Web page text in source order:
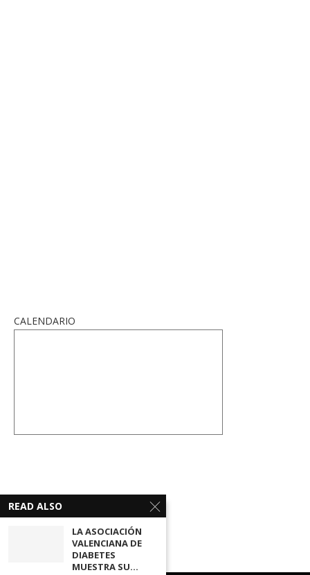
CALENDARIO
READ ALSO
LA ASOCIACIÓN
VALENCIANA DE
DIABETES
MUESTRA SU...